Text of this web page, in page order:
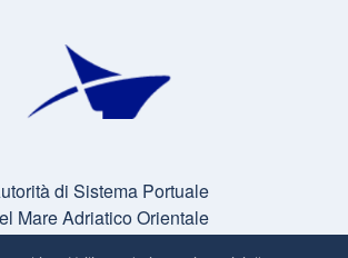
di Sistema Portuale
Mare Adriatico Orientale